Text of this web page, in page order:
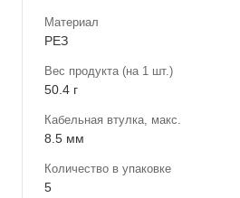
Материал
РЕЗ
Вес продукта (на 1 шт.)
50.4 г
Кабельная втулка, макс.
8.5 мм
Количество в упаковке
5